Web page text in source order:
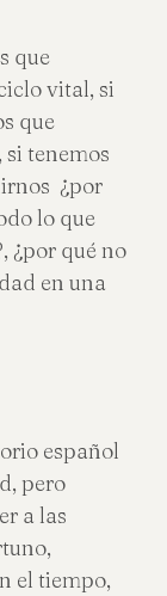
que
vital, si
que
tenemos
¿por
lo que
¿por qué no
en una
español
pero
a las
el tiempo,